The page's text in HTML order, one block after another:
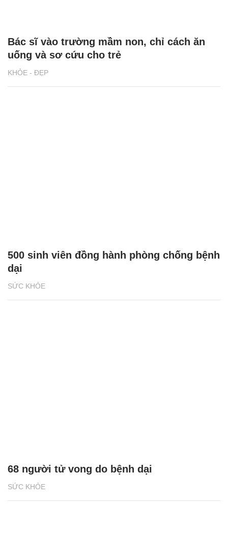
KHỎE - ĐẸP
Bác sĩ vào trường mầm non, chỉ cách ăn
uống và sơ cứu cho trẻ
SỨC KHỎE
500 sinh viên đồng hành phòng chống bệnh
dại
SỨC KHỎE
68 người tử vong do bệnh dại